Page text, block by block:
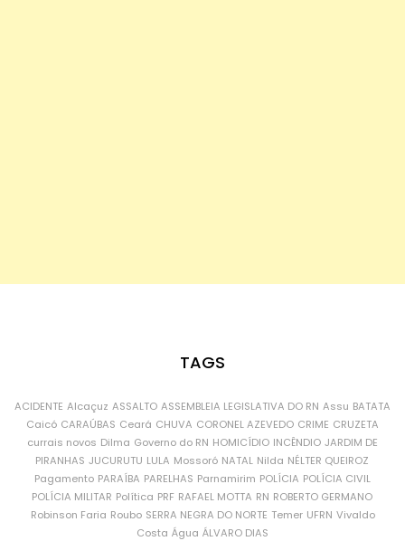
TAGS
ACIDENTE Alcaçuz ASSALTO ASSEMBLEIA LEGISLATIVA DO RN Assu BATATA
Caicó CARAÚBAS Ceará CHUVA CORONEL AZEVEDO CRIME CRUZETA
currais novos Dilma Governo do RN HOMICÍDIO INCÊNDIO JARDIM DE
PIRANHAS JUCURUTU LULA Mossoró NATAL Nilda NÉLTER QUEIROZ
Pagamento PARAÍBA PARELHAS Parnamirim POLÍCIA POLÍCIA CIVIL
POLÍCIA MILITAR Política PRF RAFAEL MOTTA RN ROBERTO GERMANO
Robinson Faria Roubo SERRA NEGRA DO NORTE Temer UFRN Vivaldo
Costa Água ÁLVARO DIAS